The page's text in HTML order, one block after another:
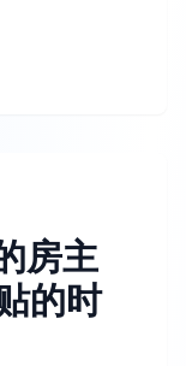
房主
的时